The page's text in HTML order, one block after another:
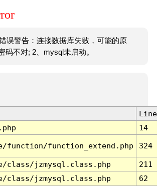
误警告：连接数据库失败，可能的原
码不对; 2、mysql未启动。
Line
14
function/function_extend.php 324
class/jzmysql.class.php
211
class/jzmysql.class.php
62